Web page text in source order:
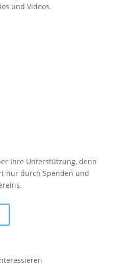
und Videos.
Ihre Unterstützung, denn
nur durch Spenden und